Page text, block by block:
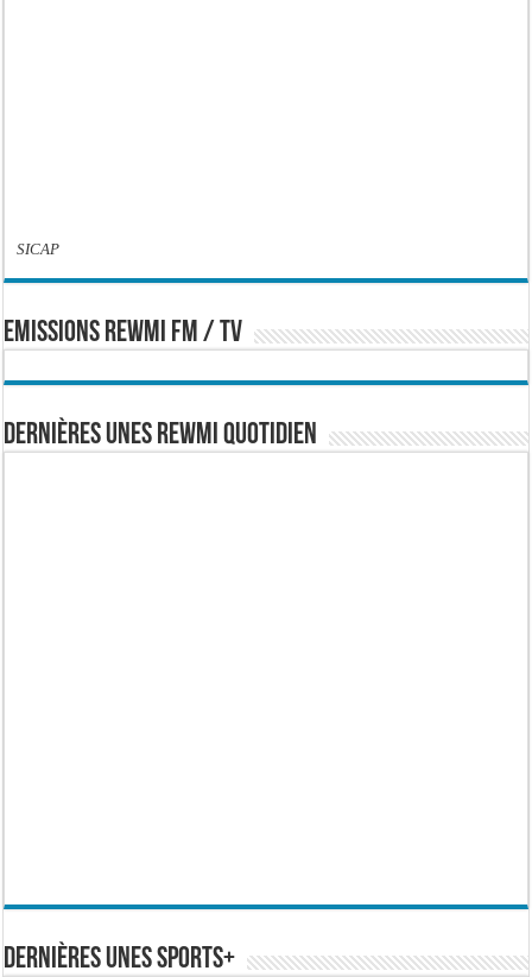
SICAP
EMISSIONS REWMI FM / TV
Dernières Unes Rewmi Quotidien
Dernières Unes Sports+